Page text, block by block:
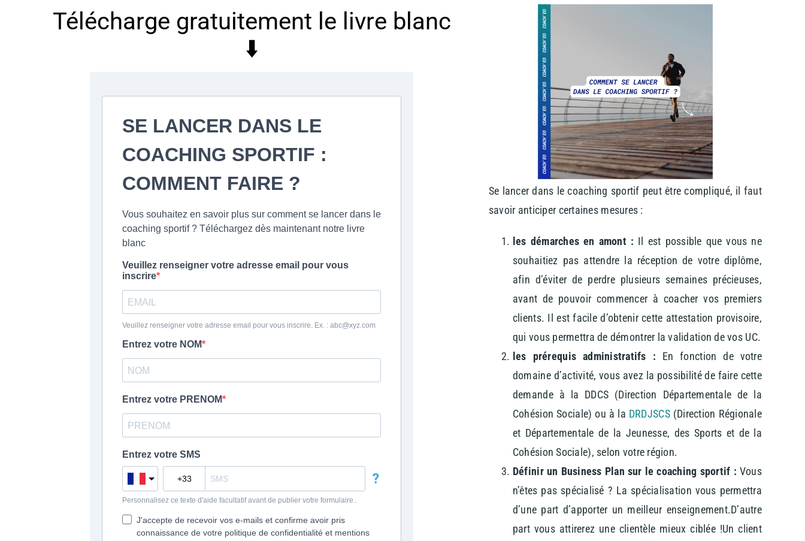
Télécharge gratuitement le livre blanc
⬇️
Se lancer dans le coaching sportif peut être compliqué, il faut
savoir anticiper certaines mesures :
les démarches en amont : Il est possible que vous ne
souhaitiez pas attendre la réception de votre diplôme,
afin d’éviter de perdre plusieurs semaines précieuses,
avant de pouvoir commencer à coacher vos premiers
clients. Il est facile d’obtenir cette attestation provisoire,
qui vous permettra de démontrer la validation de vos UC.
les prérequis administratifs : En fonction de votre
domaine d’activité, vous avez la possibilité de faire cette
demande à la DDCS (Direction Départementale de la
Cohésion Sociale) ou à la DRDJSCS(Direction Régionale
et Départementale de la Jeunesse, des Sports et de la
Cohésion Sociale), selon votre région.
Définir un Business Plan sur le coaching sportif : Vous
n’êtes pas spécialisé ? La spécialisation vous permettra
d’une part d’apporter un meilleur enseignement.D’autre
part vous attirerez une clientèle mieux ciblée !Un client